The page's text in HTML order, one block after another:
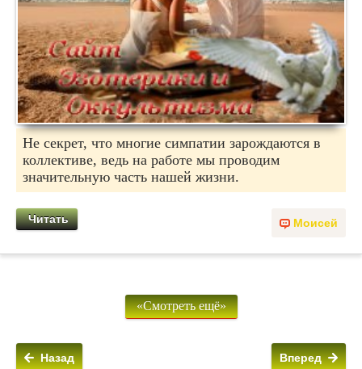
Не секрет, что многие симпатии зарождаются в
коллективе, ведь на работе мы проводим
значительную часть нашей жизни.
Моисей
Читать
«Смотреть ещё»
Вперед
Назад